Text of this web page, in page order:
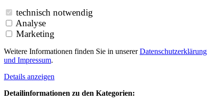
technisch notwendig
Analyse
Marketing
Weitere Informationen finden Sie in unsererDatenschutzerklärung
und Impressum.
Details anzeigen
Detailinformationen zu den Kategorien: